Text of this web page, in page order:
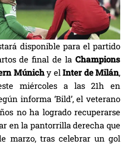
disponible para el partido
de final de la Champions
Múnichy elInter de Milán,
miércoles a las 21h en
informa ‘Bild’, el veterano
no ha logrado recuperarse
en la pantorrilla derecha que
marzo, tras celebrar un gol